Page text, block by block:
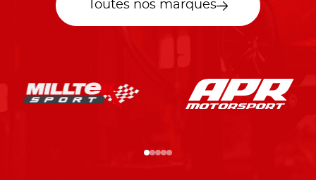
Toutes nos marques